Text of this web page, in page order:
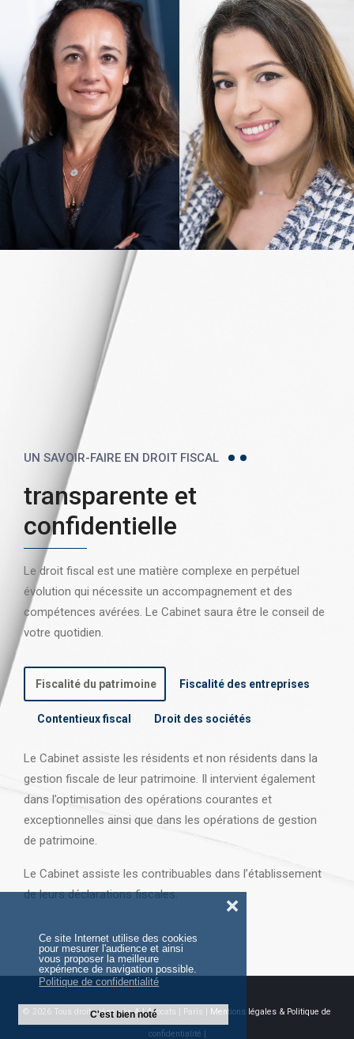
Ce site Internet utilise des cookies
pour mesurer l'audience et ainsi
vous proposer la meilleure
expérience de navigation possible.
Politique de confidentialité
C'est bien noté
❌
UN SAVOIR-FAIRE EN DROIT FISCAL
transparente et
confidentielle
Le droit fiscal est une matière complexe en perpétuel
évolution qui nécessite un accompagnement et des
compétences avérées. Le Cabinet saura être le conseil de
votre quotidien.
Fiscalité du patrimoine Fiscalité des entreprises
Contentieux fiscal Droit des sociétés
Le Cabinet assiste les résidents et non résidents dans la
gestion fiscale de leur patrimoine. Il intervient également
dans l’optimisation des opérations courantes et
exceptionnelles ainsi que dans les opérations de gestion
de patrimoine.
Le Cabinet assiste les contribuables dans l’établissement
de leurs déclarations fiscales.
© 2026 Tous droits réservés AJ Avocats | Paris | Mentions légales & Politique de
confidentialité |